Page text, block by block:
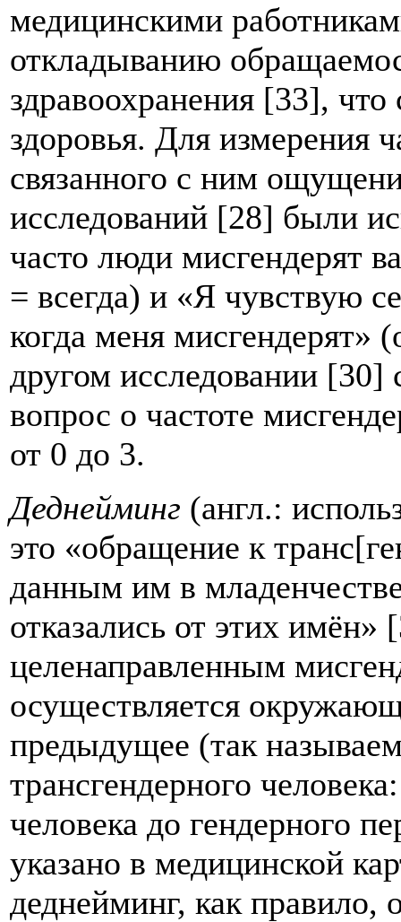
медицинскими
откладыванию
здравоохранения [33], что
здоровья. Для измерения
связанного с ним
исследований [28] были
часто люди мисгендерят
= всегда) и «Я чувствую
когда меня мисгендерят»
другом исследовании [30]
вопрос о частоте
от 0 до 3.
Деднейминг (англ.:
это «обращение к
данным им в
отказались от этих
целенаправленным
осуществляется
предыдущее (так
трансгендерного
человека до гендерного
указано в медицинской
деднейминг, как правило,